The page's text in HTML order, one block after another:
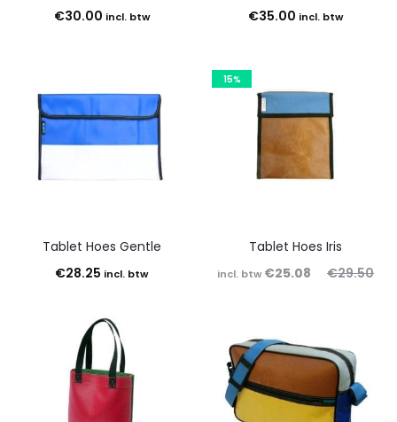
€30.00 incl. btw €35.00 incl. btw
Tablet Hoes Gentle
€28.25 incl. btw
15%
Tablet Hoes Iris
€29.50
Oorspronkelijke
€29.50.
€25.08
Huidige
€25.08.
incl. btw